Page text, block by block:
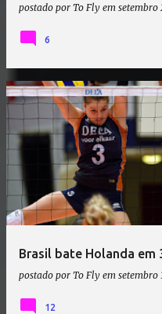
postado por To Fly em setembro
6
Brasil bate Holanda em
postado por To Fly em setembro
12